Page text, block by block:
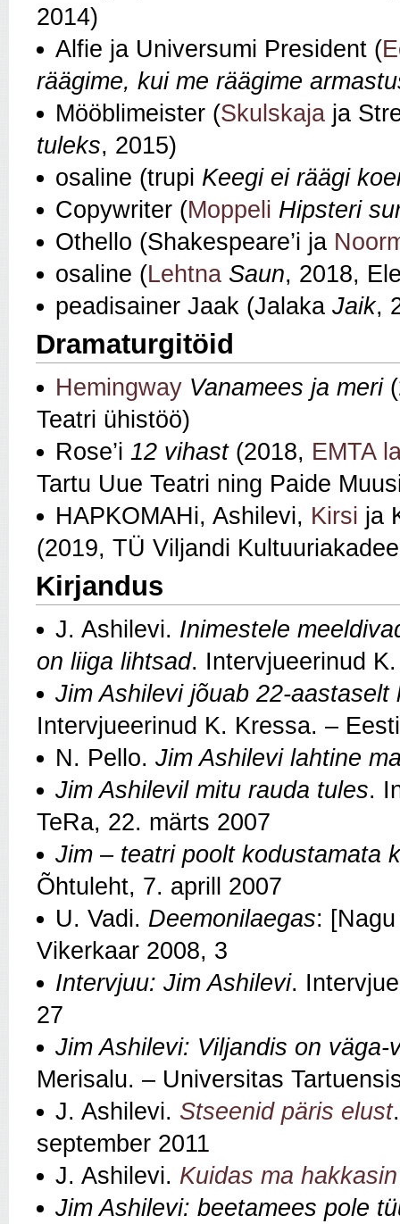
2014)
Alfie ja Universumi President (
räägime, kui me räägime
Mööblimeister (Skulskaja ja
tuleks, 2015)
osaline (trupi Keegi ei räägi
Copywriter (Moppeli Hipsteri
Othello (Shakespeare’i ja
osaline (Lehtna Saun, 2018,
peadisainer Jaak (Jalaka Jaik,
Dramaturgitöid
Hemingway Vanamees ja meri
Teatri ühistöö)
Rose’i 12 vihast(2018, EMTA
Tartu Uue Teatri ning Paide
HAPKOMAHi, Ashilevi, Kirsi ja
(2019, TÜ Viljandi
Kirjandus
J. Ashilevi. Inimestele
on liiga lihtsad. Intervjueerinud
Jim Ashilevi jõuab 22-
Intervjueerinud K. Kressa. –
N. Pello. Jim Ashilevi lahtine
Jim Ashilevil mitu rauda tules.
TeRa, 22. märts 2007
Jim – teatri poolt kodustamata
Õhtuleht, 7. aprill 2007
U. Vadi. Deemonilaegas:
Vikerkaar 2008, 3
Intervjuu: Jim Ashilevi.
27
Jim Ashilevi: Viljandis on väga-
Merisalu. – Universitas
J. Ashilevi. Stseenid päris elust
september 2011
J. Ashilevi. Kuidas ma
Jim Ashilevi: beetamees pole